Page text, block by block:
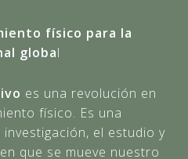
físico para la
global
es una revolución en
físico. Es una
el estudio y
que se mueve nuestro